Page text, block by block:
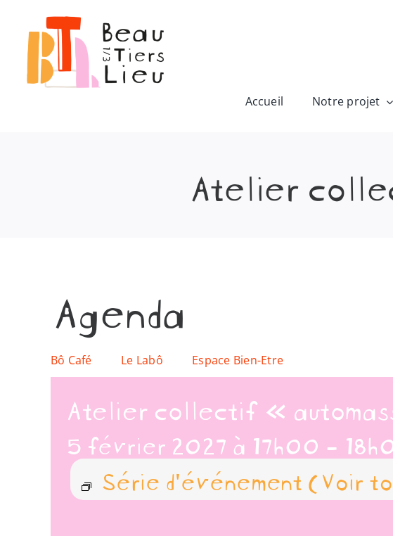
contenu
Accueil Notre projet
Atelier
Agenda
Bô Café Le Labô Espace Bien-Etre
Atelier collectif «
5 février 2027 à 17h00 -
Série d'événement(Voir